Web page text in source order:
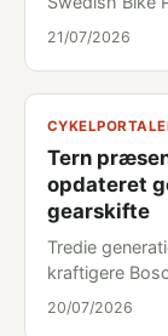
21/07/2026
Tern
opdateret
gearskifte
Tredie
kraftigere
20/07/2026